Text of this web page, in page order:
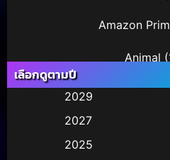
Amazon
Animal
Animation กา
เลือกดูตามปี
2029
2027
2025